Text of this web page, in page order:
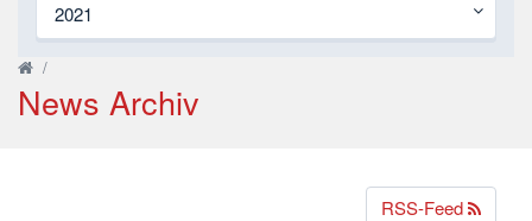
2021
/
News Archiv
RSS-Feed